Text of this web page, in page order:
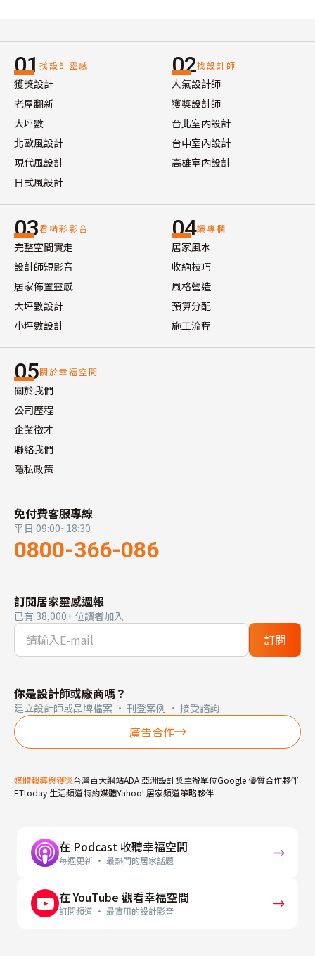
01 找設計靈感
獲獎設計
老屋翻新
大坪數
北歐風設計
現代風設計
日式風設計
02找設計師
人氣設計師
獲獎設計師
台北室內設計
台中室內設計
高雄室內設計
03看精彩影音
完整空間實走
設計師短影音
居家佈置靈感
大坪數設計
小坪數設計
04讀專欄
居家風水
收納技巧
風格營造
預算分配
施工流程
05關於幸福空間
關於我們
公司歷程
企業徵才
聯絡我們
隱私政策
免付費客服專線
平日 09:00~18:30
0800-366-086
訂閱居家靈感週報
已有 38,000+ 位讀者加入
訂閱
你是設計師或廠商嗎？
建立設計師或品牌檔案 · 刊登案例 · 接受諮詢
廣告合作
媒體報導與獲獎台灣百大網站ADA 亞洲設計獎主辦單位Google 優質合作夥伴
ETtoday 生活頻道特約媒體Yahoo! 居家頻道策略夥伴
在 Podcast 收聽幸福空間
每週更新 · 最熱門的居家話題
在 YouTube 觀看幸福空間
訂閱頻道 · 最實用的設計影音